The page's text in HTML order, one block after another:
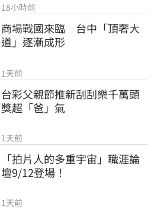
18小時前
商場戰國來臨　台中「頂奢大
道」逐漸成形
1天前
台彩父親節推新刮刮樂千萬頭
獎超「爸」氣
1天前
「拍片人的多重宇宙」職涯論
壇9/12登場！
1天前